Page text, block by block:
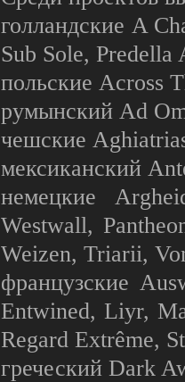
голландские A
Sub Sole, Predella
польские Across
румынский Ad
чешские
мексиканский
немецкие
Westwall,
Weizen, Triarii,
французские
Entwined, Liyr,
Regard Extrême,
греческий Dark